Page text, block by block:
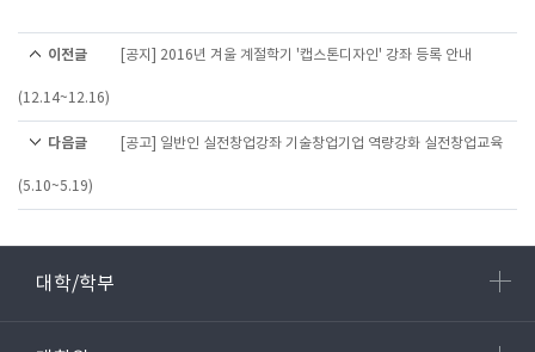
이전글 [공지] 2016년 겨울 계절학기 '캡스톤디자인' 강좌 등록 안내
(12.14~12.16)
다음글 [공고] 일반인 실전창업강좌 기술창업기업 역량강화 실전창업교육
(5.10~5.19)
대학/학부